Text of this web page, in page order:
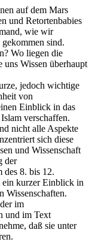
auf dem Mars
und Retortenbabies
wie wir
sind.
Wo liegen die
Wissen überhaupt
jedoch wichtige
von
Einblick in das
verschaffen.
nicht alle Aspekte
sich diese
und Wissenschaft
der
des 8. bis 12.
ein kurzer Einblick in
Wissenschaften.
im
und im Text
daß sie unter